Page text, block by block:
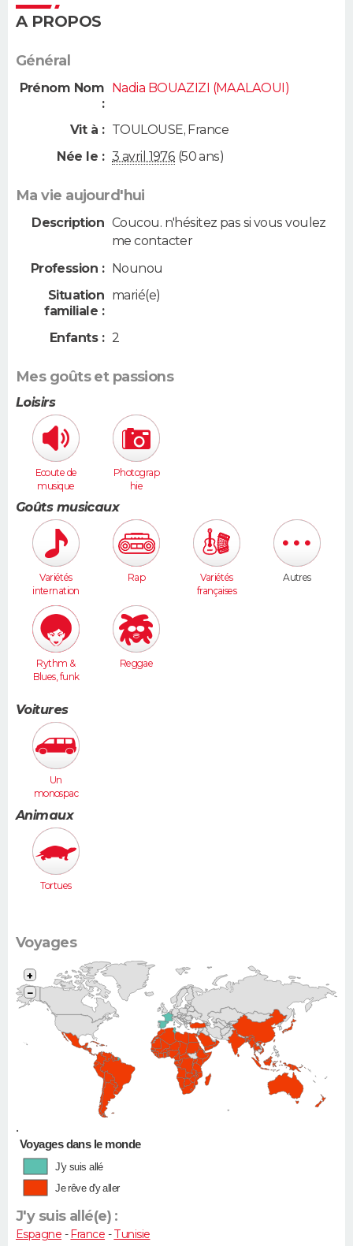
A PROPOS
Général
Prénom Nom
:
Nadia BOUAZIZI (MAALAOUI)
Vit à : TOULOUSE, France
Née le : 3 avril 1976 (50 ans)
Ma vie aujourd'hui
Description Coucou. n'hésitez pas si vous voulez
me contacter
Profession : Nounou
Situation
familiale :
marié(e)
Enfants : 2
Mes goûts et passions
Loisirs
Ecoute de
musique
Photograp
hie
Goûts musicaux
Variétés
internation
ales
Rap
Variétés
françaises
Autres
Rythm &
Blues, funk
Reggae
Voitures
Un
monospac
e (Espace,
Scénic,
Xsara
Picasso...)
Animaux
Tortues
Voyages
•
+
−
Voyages dans le monde
J'y suis allé
Je rêve d'y aller
J'y suis allé(e) :
Espagne -France -Tunisie